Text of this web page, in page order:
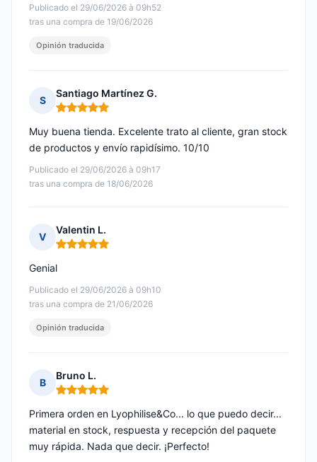
Publicado el 29/06/2026 à 09h52
tras una compra de 19/06/2026
Opinión traducida
S
Santiago Martínez G.
Nota: 5 de 5
Publicado el 29/06/2026 à 09h17
tras una compra de 18/06/2026
Muy buena tienda. Excelente trato al cliente, gran stock
de productos y envío rapidísimo. 10/10
V
Valentin L.
Nota: 5 de 5
Publicado el 29/06/2026 à 09h10
tras una compra de 21/06/2026
Genial
Opinión traducida
B
Bruno L.
Nota: 5 de 5
Primera orden en Lyophilise&Co... lo que puedo decir...
material en stock, respuesta y recepción del paquete
muy rápida. Nada que decir. ¡Perfecto!